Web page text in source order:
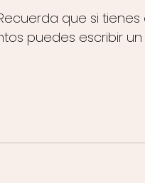
que si tienes
puedes escribir un